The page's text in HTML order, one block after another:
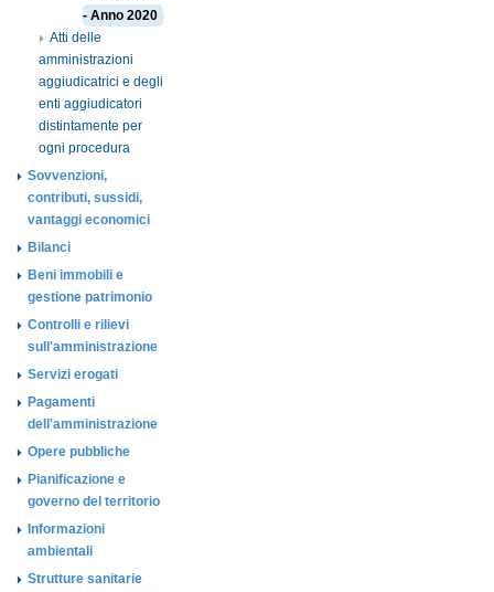
- Anno 2020
Atti delle
amministrazioni
aggiudicatrici e degli
enti aggiudicatori
distintamente per
ogni procedura
Sovvenzioni,
contributi, sussidi,
vantaggi economici
Bilanci
Beni immobili e
gestione patrimonio
Controlli e rilievi
sull'amministrazione
Servizi erogati
Pagamenti
dell'amministrazione
Opere pubbliche
Pianificazione e
governo del territorio
Informazioni
ambientali
Strutture sanitarie